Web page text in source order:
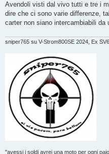
Avendoli visti dal vivo tutti e tre i
dire che ci sono varie differenze,
carter non siano intercambiabili da
sniper765 su V-Strom800SE 2024, Ex
"avessi i soldi avrei una moto per ogni